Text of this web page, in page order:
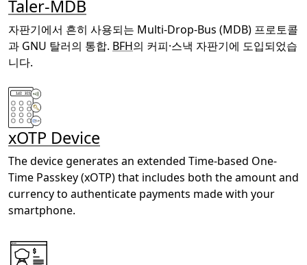
Taler-MDB
자판기에서 흔히 사용되는 Multi-Drop-Bus (MDB) 프로토콜
과 GNU 탈러의 통합. BFH의 커피·스낵 자판기에 도입되었습
니다.
xOTP Device
The device generates an extended Time-based One-
Time Passkey (xOTP) that includes both the amount and
currency to authenticate payments made with your
smartphone.